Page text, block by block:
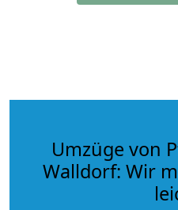
Umzüge von
Walldorf: Wir